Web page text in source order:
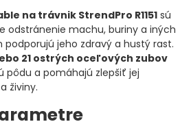
na trávnik StrendPro R1151 sú
odstránenie machu, buriny a iných
jeho zdravý a hustý rast.
21 ostrých oceľových zubov
pôdu a pomáhajú zlepšiť jej
živiny.